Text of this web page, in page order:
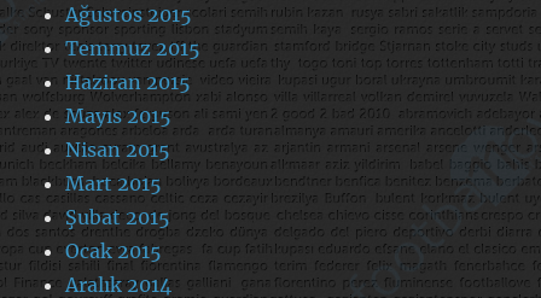
Ağustos 2015
Temmuz 2015
Haziran 2015
Mayıs 2015
Nisan 2015
Mart 2015
Şubat 2015
Ocak 2015
Aralık 2014